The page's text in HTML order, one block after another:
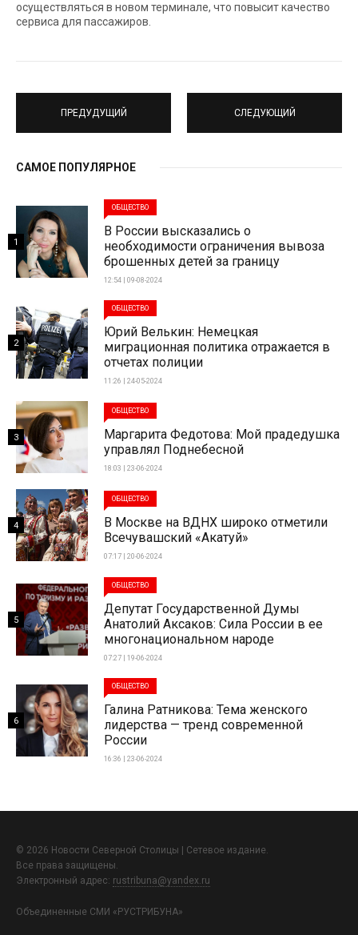
осуществляться в новом терминале, что повысит качество
сервиса для пассажиров.
ПРЕДУДУЩИЙ СЛЕДУЮЩИЙ
САМОЕ ПОПУЛЯРНОЕ
ОБЩЕСТВО
В России высказались о
необходимости ограничения вывоза
брошенных детей за границу
12:54 | 09-08-2024
1
ОБЩЕСТВО
Юрий Велькин: Немецкая
миграционная политика отражается в
отчетах полиции
11:26 | 24-05-2024
2
ОБЩЕСТВО
Маргарита Федотова: Мой прадедушка
управлял Поднебесной
18:03 | 23-06-2024
3
ОБЩЕСТВО
В Москве на ВДНХ широко отметили
Всечувашский «Акатуй»
07:17 | 20-06-2024
4
ОБЩЕСТВО
Депутат Государственной Думы
Анатолий Аксаков: Сила России в ее
многонациональном народе
07:27 | 19-06-2024
5
ОБЩЕСТВО
Галина Ратникова: Тема женского
лидерства — тренд современной
России
16:36 | 23-06-2024
6
© 2026 Новости Северной Столицы | Сетевое издание.
Все права защищены.
Электронный адрес: rustribuna@yandex.ru
Объединенные СМИ «РУСТРИБУНА»